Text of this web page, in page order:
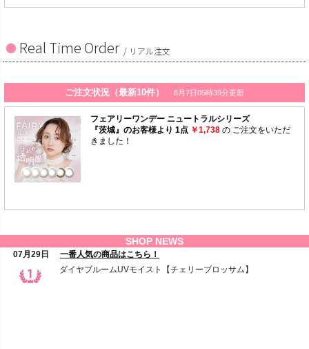
Real Time Order / リアル注文